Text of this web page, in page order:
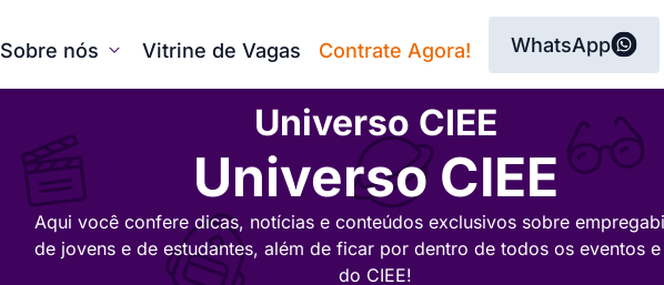
Sobre nós Vitrine de Vagas Contrate Agora! WhatsApp
Universo CIEE
Universo CIEE
Aqui você confere dicas, notícias e conteúdos exclusivos sobre
de jovens e de estudantes, além de ficar por dentro de todos os eventos
do CIEE!